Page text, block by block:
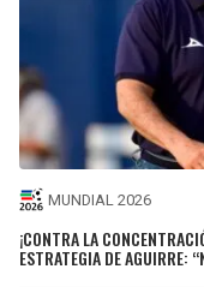
MUNDIAL 2026
¡CONTRA LA
ESTRATEGIA DE AGUIRRE: